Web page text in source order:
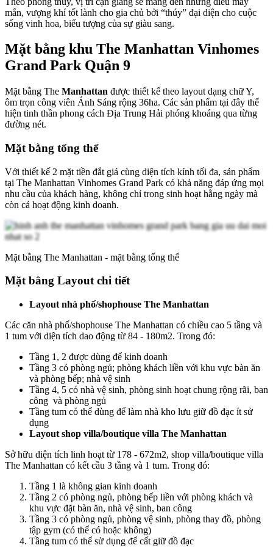
mắn, vượng khí tốt lành cho gia chủ bởi “thúy” đại diện cho cuộc
sống vinh hoa, biểu tượng của sự giàu sang.
Mặt bằng khu The Manhattan Vinhomes
Grand Park Quận 9
Mặt bằng The Manhattan được thiết kế theo layout dạng chữ Y,
ôm trọn công viên Ánh Sáng rộng 36ha. Các sản phẩm tại đây thể
hiện tinh thần phong cách Địa Trung Hải phóng khoáng qua từng
đường nét.
Mặt bằng tổng thể
Với thiết kế 2 mặt tiền đắt giá cùng diện tích kính tối đa, sản phẩm
tại The Manhattan Vinhomes Grand Park có khả năng đáp ứng mọi
nhu cầu của khách hàng, không chỉ trong sinh hoạt hằng ngày mà
còn cả hoạt động kinh doanh.
Mặt bằng The Manhattan - mặt bằng tổng thể
Mặt bằng Layout chi tiết
Layout nhà phố/shophouse The Manhattan
Các căn nhà phố/shophouse The Manhattan có chiều cao 5 tầng và
1 tum với diện tích dao động từ 84 - 180m2. Trong đó:
Tầng 1, 2 được dùng để kinh doanh
Tầng 3 có phòng ngủ; phòng khách liền với khu vực bàn ăn
và phòng bếp; nhà vệ sinh
Tầng 4, 5 có nhà vệ sinh, phòng sinh hoạt chung rộng rãi, ban
công và phòng ngủ
Tầng tum có thể dùng để làm nhà kho lưu giữ đồ đạc ít sử
dụng
Layout shop villa/boutique villa The Manhattan
Sở hữu diện tích linh hoạt từ 178 - 672m2, shop villa/boutique villa
The Manhattan có kết cầu 3 tầng và 1 tum. Trong đó:
Tầng 1 là không gian kinh doanh
Tầng 2 có phòng ngủ, phòng bếp liền với phòng khách và
khu vực đặt bàn ăn, nhà vệ sinh, ban công
Tầng 3 có phòng ngủ, phòng vệ sinh, phòng thay đồ, phòng
tập gym (có thể có hoặc không)
Tầng tum có thể sử dụng để cất giữ đồ đạc